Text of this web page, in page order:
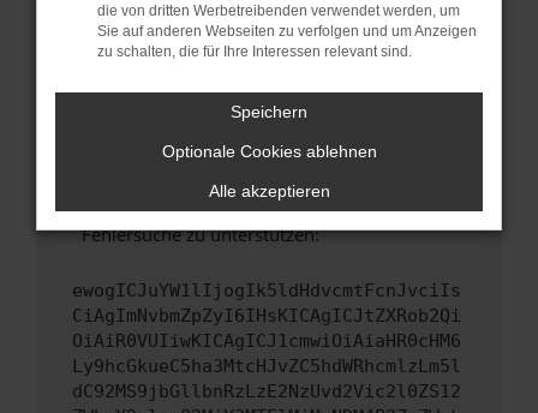
Sicherheitsrisiko, sondern kann auch dazu
führen, dass bestimmte Funktionen nicht mehr
unterstützt werden.
Wende dich an den Webseitenbetreiber.
Wenn du alle oben genannten Schritte versucht
hast, kontaktiere uns bitte. Wir werden
versuchen, das Problem zu beheben. Du kannst
uns diesen Text schicken, um uns bei der
Fehlersuche zu unterstützen:
ewogICJuYW1lIjogIk5ldHdvcmtFcnJvciIs
CiAgImNvbmZpZyI6IHsKICAgICJtZXRob2Qi
OiAiR0VUIiwKICAgICJ1cmwiOiAiaHR0cHM6
Ly9hcGkueC5ha3MtcHJvZC5hdWRhcmlzLm5l
dC92MS9jbGllbnRzLzE2NzUvd2Vic2l0ZS12
die von dritten Werbetreibenden verwendet werden, um
Sie auf anderen Webseiten zu verfolgen und um Anzeigen
zu schalten, die für Ihre Interessen relevant sind.
Speichern
Optionale Cookies ablehnen
Alle akzeptieren